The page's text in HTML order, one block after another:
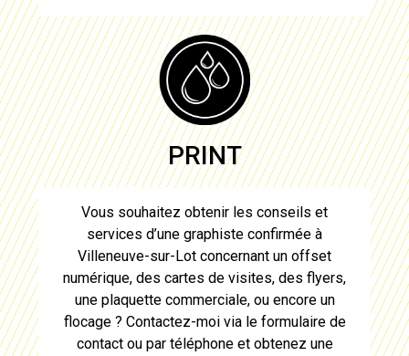
PRINT
Vous souhaitez obtenir les conseils et
services d’une graphiste confirmée à
Villeneuve-sur-Lot concernant un offset
numérique, des cartes de visites, des flyers,
une plaquette commerciale, ou encore un
flocage ? Contactez-moi via le formulaire de
contact ou par téléphone et obtenez une